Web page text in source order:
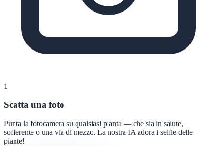
1
Scatta una foto
Punta la fotocamera su qualsiasi pianta — che sia in salute,
sofferente o una via di mezzo. La nostra IA adora i selfie delle
piante!